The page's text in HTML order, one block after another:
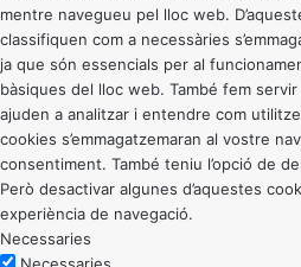
mentre navegueu pel lloc web.
classifiquen com a necessàries
ja que són essencials per al
bàsiques del lloc web. També fem
ajuden a analitzar i entendre com
cookies s’emmagatzemaran al vostre
consentiment. També teniu l’opció de
Però desactivar algunes d’aquestes
experiència de navegació.
Necessaries
Necessaries